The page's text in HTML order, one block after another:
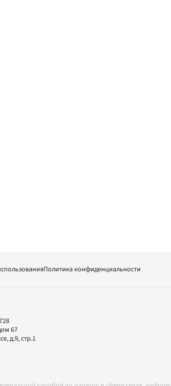
Политика конфиденциальности
67
д.9, стр.1